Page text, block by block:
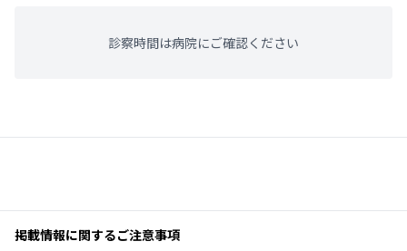
診察時間は病院にご確認ください
掲載情報に関するご注意事項